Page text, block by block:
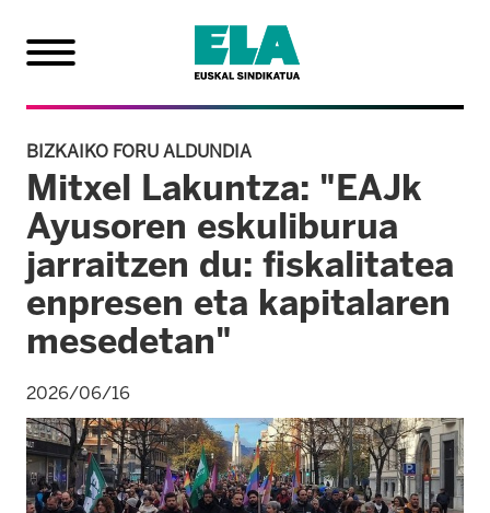
BIZKAIKO FORU ALDUNDIA
Mitxel Lakuntza: "EAJk
Ayusoren eskuliburua
jarraitzen du: fiskalitatea
enpresen eta kapitalaren
mesedetan"
2026/06/16